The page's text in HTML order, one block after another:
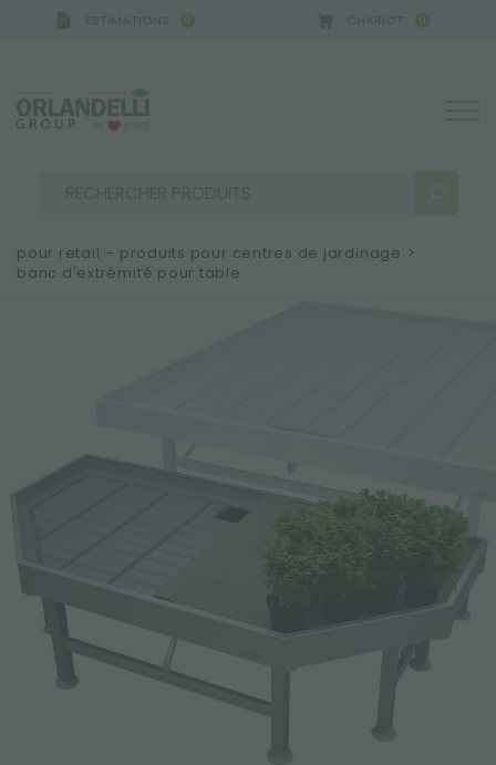
0 0
PLUS DE RÉSULTATS POUR VOUS:
pour retail – produits pour centres de jardinage >
banc d'extrémité pour table